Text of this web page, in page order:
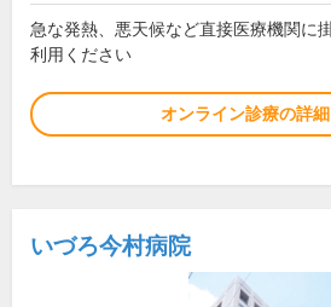
急な発熱、悪天候など直接医療機関に
利用ください
オンライン診療の詳
いづろ今村病院